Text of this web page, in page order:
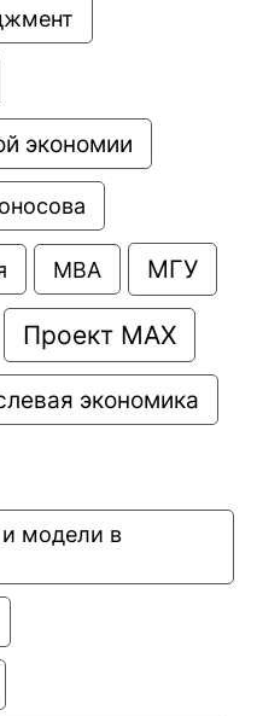
экономии
МВА МГУ
Проект МАХ
экономика
модели в